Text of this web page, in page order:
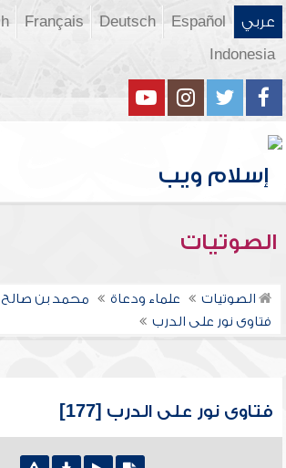
عربي Español
Deutsch
Français
Indonesia
الصوتيات
الصوتيات علماء ودعاة
محمد بن صالح
فتاوى نور على الدرب
فتاوى نور على الدرب [177]